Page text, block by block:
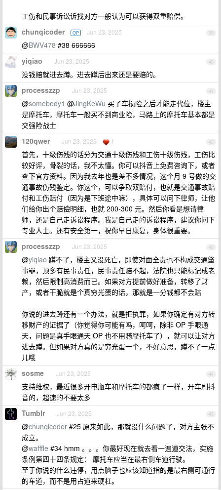
工伤和民事诉讼诉找对方一般认为可以获得双重赔偿。
39
chunqicoder OP Jun 23, 2025
@BWV478 #38 666666
40
yiqiao Jun 23, 2025
没钱赔就进去蹲。进去蹲后出来还是要赔的。
41
processzzp Jun 23, 2025
@somebody1 @JingKeWu 买了车损险之后才能走代位，楼主
是摩托车，摩托车一般买不到商业险，马路上的摩托车基本都是
交强险战士
42
120qwer Jun 23, 2025 1
首先，十级伤残的话分为交通十级伤残和工伤十级伤残，工伤比
较好评，骨裂的话，我不太懂。你可以抖音上免费咨询下，或者
查下官方资料。因为我去年也是差不多情况，这个月 9 号做的交
通事故伤残鉴定。你这个，可以争取双赔付，也就是交通事故赔
付和工伤赔付（因为是下班途中嘛），具体可以问下律师，让他
们给你出个赔偿明细，也就 200-300 元。然后你看是想请律
师，还是自己走诉讼程序。我是自己走的诉讼程序，建议你问下
专业人士。还有安全第一，祝你早日康复，身体很重要。
43
processzzp Jun 23, 2025
@yiqiao 蹲不了，楼主又没死亡，即使对面全责也不构成交通肇
事罪，顶多有民事责任，民事责任赔不起，法院也只能标记成老
赖，然后限制高消费而已。如果对方提前做好准备，转移了财
产，或者干脆就是个真穷光蛋的话，那就是一分钱都不会赔
你说的进去蹲还有一个办法，就是拒执罪，如果你确定有对方转
移财产的证据了（你觉得你可能有吗，呵呵，除非 OP 手眼通
天，问题是真手眼通天 OP 也不用骑摩托车了），就可以让对方
进去蹲。但如果对方真的是穷光蛋一个，不好意思，蹲不了一点
儿哦
44
sosme Jun 23, 2025
支持维权，最近很多开电瓶车和摩托车的都疯了一样，开车刷抖
音的，超速的不要太多
45
Tumblr Jun 23, 2025
@chunqicoder #25 原来如此，那就没什么问题了，对方主张不
成立。
@wafffle #34 hmm 。。。你最好现在就去看一遍道交法，实施
条例第四十四条规定： 摩托车应当在最右侧车道行驶。
至于你说的什么违停，用点脑子也应该知道指的是最右侧可通行
的车道，而不是用占道来硬杠。